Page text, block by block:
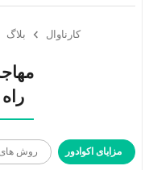
کارناوال بلاگ
مزایای اکوادور روش